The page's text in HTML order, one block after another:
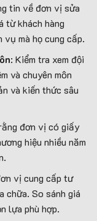
tin về đơn vị sửa
từ khách hàng
mà họ cung cấp.
: Kiểm tra xem đội
và chuyên môn
và kiến thức sâu
đơn vị có giấy
hiệu nhiều năm
vị cung cấp tư
chữa. So sánh giá
lựa phù hợp.